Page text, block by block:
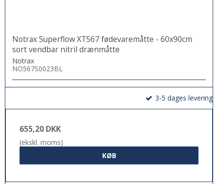
Notrax Superflow XT567 fødevaremåtte - 60x90cm
sort vendbar nitril drænmåtte
Notrax
NO567S0023BL
3-5 dages levering
655,20 DKK
(ekskl. moms)
KØB